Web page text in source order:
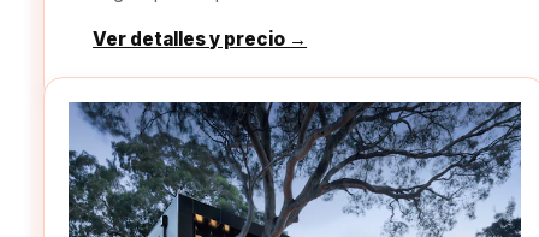
Ver detalles y precio →